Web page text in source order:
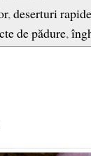
,deserturi rapide
de pădure,